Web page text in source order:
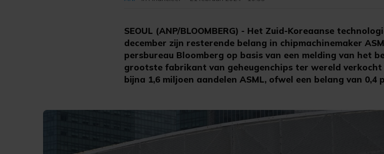
SEOUL (ANP/BLOOMBERG) - Het Zuid-Koreaanse
december zijn resterende belang in chipmachinemaker
persbureau Bloomberg op basis van een melding van het
grootste fabrikant van geheugenchips ter wereld verkocht
bijna 1,6 miljoen aandelen ASML, ofwel een belang van 0,4